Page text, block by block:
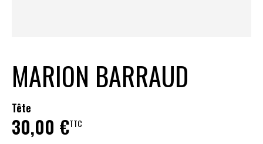
MARION BARRAUD
Tête
30,00 €TTC